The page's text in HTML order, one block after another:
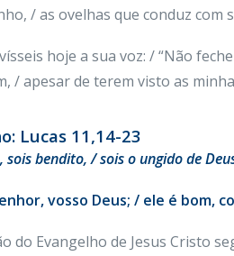
/ as ovelhas que conduz com
hoje a sua voz: / “Não
/ apesar de terem visto as
Lucas 11,14-23
sois bendito, / sois o ungido de
vosso Deus; / ele é bom,
do Evangelho de Jesus Cristo